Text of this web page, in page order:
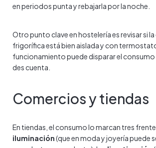
en periodos punta y rebajarla por la noche.
Otro punto clave en hostelería es revisar si
frigorífica está bien aislada y con
funcionamiento puede disparar el consumo
des cuenta.
Comercios y tiendas
En tiendas, el consumo lo marcan tres
iluminación(que en moda y joyería puede